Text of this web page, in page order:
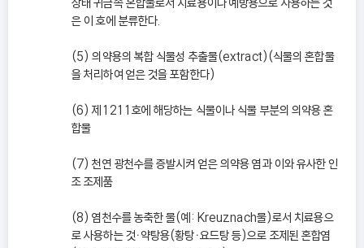
은 이 호에 분류한다.
(5) 의약용의 복합 식물성 추출물(extract)(식물의 혼합물
을 처리하여 얻은 것을 포함한다)
(6) 제1211호에 해당하는 식물이나 식물 부분의 의약용 혼
합물
(7) 천연 광천수를 증발시켜 얻은 의약용 염과 이와 유사한 인
조 조제품
(8) 염천수를 농축한 물(예: Kreuznach물)로서 치료용으
로 사용하는 것ㆍ약탕용(황탕ㆍ요드탕 등)으로 조제된 혼합염